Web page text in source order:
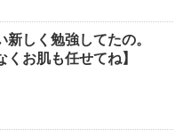
新しく勉強してたの。
くお肌も任せてね】